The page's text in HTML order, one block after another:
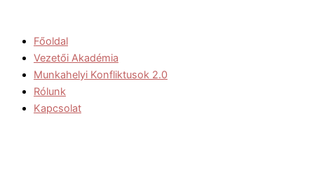
contentFőoldal
Vezetői Akadémia
Munkahelyi Konfliktusok 2.0
Rólunk
Kapcsolat